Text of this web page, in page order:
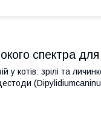
спектра для
у котів: зрілі та